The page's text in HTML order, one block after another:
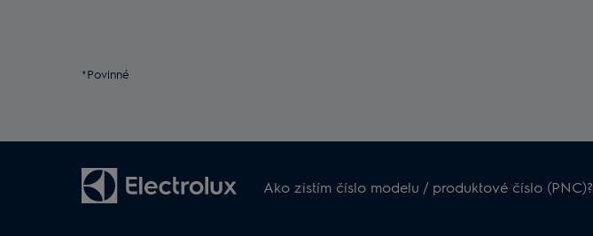
*Povinné
Ako zistím číslo modelu / produktové číslo (PNC)?